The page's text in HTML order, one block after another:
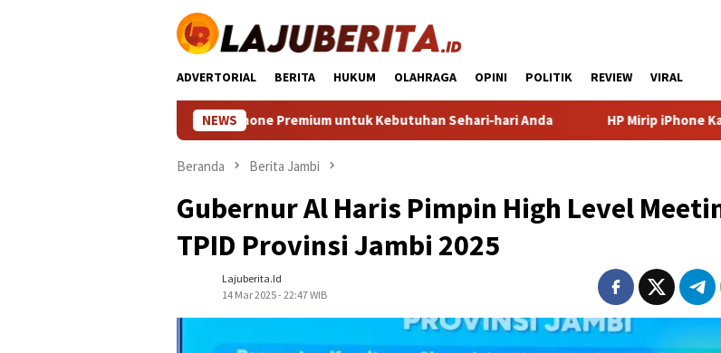
ADVERTORIAL BERITA HUKUM OLAHRAGA OPINI POLITIK REVIEW VIRAL
NEWS
Memilih Smartphone Premium untuk Kebutuhan Sehari‑hari Anda HP Mirip iPhone Kameranya:
Beranda Berita Jambi
Gubernur Al Haris Pimpin High Level
TPID Provinsi Jambi 2025
Lajuberita.id
14 Mar 2025 - 22:47 WIB